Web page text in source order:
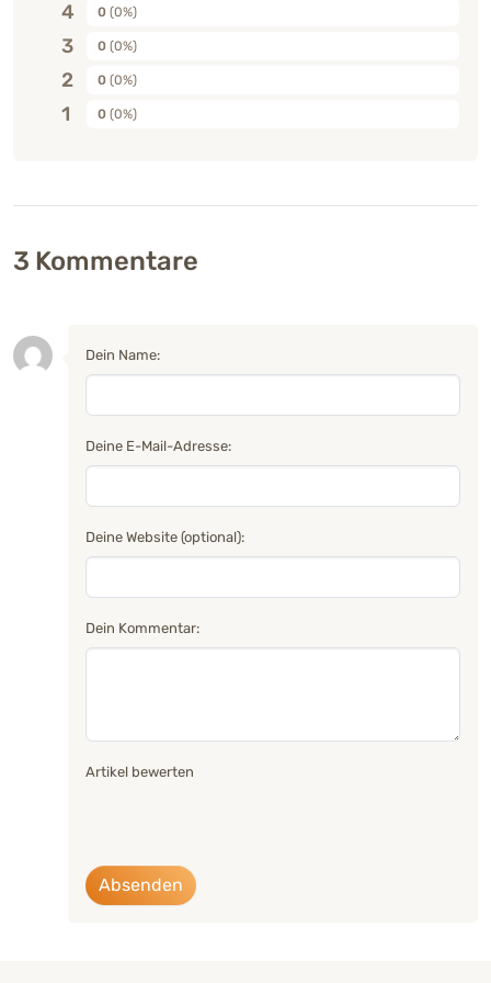
4 0 (0%)
3 0 (0%)
2 0 (0%)
1 0 (0%)
3 Kommentare
Dein Name:
Deine E-Mail-Adresse:
Deine Website (optional):
Dein Kommentar:
Artikel bewerten
Absenden